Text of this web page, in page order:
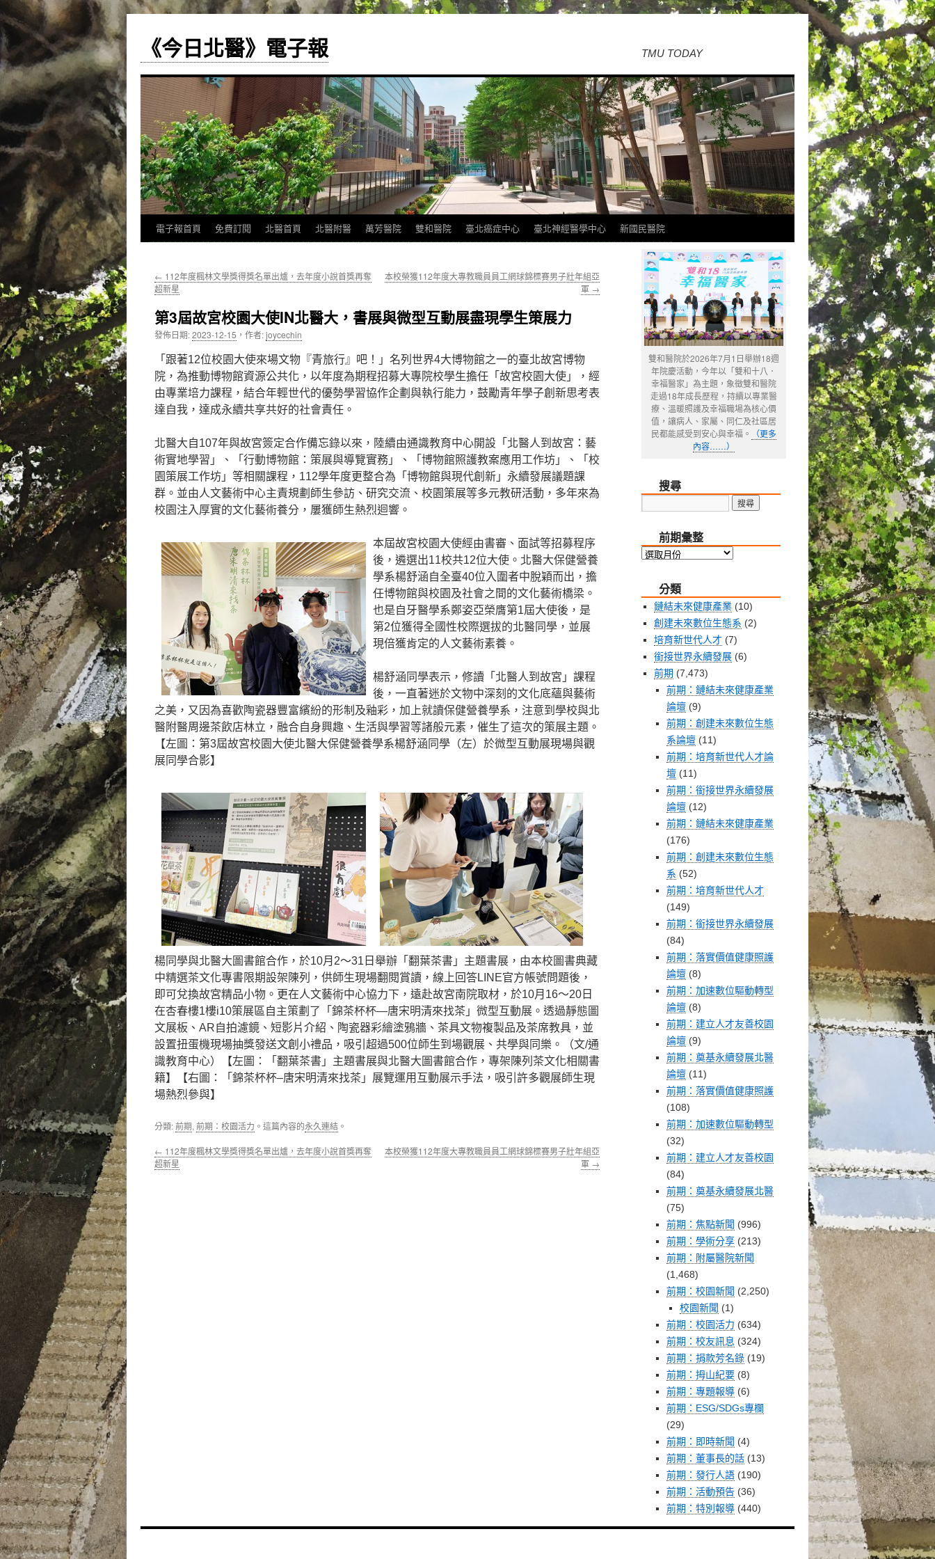
《今日北醫》電子報 TMU TODAY
跳
主
內
電子報首頁 免費訂閱 北醫首頁 北醫附醫 萬芳醫院 雙和醫院 臺北癌症中心 臺北神經醫學中心 新國民醫院
← 112年度楓林文學獎得獎名單出爐，去年度小說首獎再奪
超新星
本校榮獲112年度大專教職員員工網球錦標賽男子壯年組亞
軍 →
第3屆故宮校園大使IN北醫大，書展與微型互動展盡現學生策展力
發佈日期:2023-12-15 ， 作者:joycechin
「跟著12位校園大使來場文物『青旅行』吧！」名列世界4大博物館之一的臺北故宮博物
院，為推動博物館資源公共化，以年度為期程招募大專院校學生擔任「故宮校園大使」，經
由專業培力課程，結合年輕世代的優勢學習協作企劃與執行能力，鼓勵青年學子創新思考表
達自我，達成永續共享共好的社會責任。
北醫大自107年與故宮簽定合作備忘錄以來，陸續由通識教育中心開設「北醫人到故宮：藝
術實地學習」、「行動博物館：策展與導覽實務」、「博物館照護教案應用工作坊」、「校
園策展工作坊」等相關課程，112學年度更整合為「博物館與現代創新」永續發展議題課
群。並由人文藝術中心主責規劃師生參訪、研究交流、校園策展等多元教研活動，多年來為
校園注入厚實的文化藝術養分，屢獲師生熱烈迴響。
本屆故宮校園大使經由書審、面試等招募程序
後，遴選出11校共12位大使。北醫大保健營養
學系楊舒涵自全臺40位入圍者中脫穎而出，擔
任博物館與校園及社會之間的文化藝術橋梁。
也是自牙醫學系鄭姿亞榮膺第1屆大使後，是
第2位獲得全國性校際選拔的北醫同學，並展
現倍獲肯定的人文藝術素養。
楊舒涵同學表示，修讀「北醫人到故宮」課程
後，一直著迷於文物中深刻的文化底蘊與藝術
之美，又因為喜歡陶瓷器豐富繽紛的形制及釉彩，加上就讀保健營養學系，注意到學校與北
醫附醫周邊茶飲店林立，融合自身興趣、生活與學習等諸般元素，催生了這次的策展主題。
【左圖：第3屆故宮校園大使北醫大保健營養學系楊舒涵同學（左）於微型互動展現場與觀
展同學合影】
楊同學與北醫大圖書館合作，於10月2～31日舉辦「翻葉茶書」主題書展，由本校圖書典藏
中精選茶文化專書限期設架陳列，供師生現場翻閱賞讀，線上回答LINE官方帳號問題後，
即可兌換故宮精品小物。更在人文藝術中心協力下，遠赴故宮南院取材，於10月16～20日
在杏春樓1樓i10策展區自主策劃了「錦茶杯杯—唐宋明清來找茶」微型互動展。透過靜態圖
文展板、AR自拍濾鏡、短影片介紹、陶瓷器彩繪塗鴉牆、茶具文物複製品及茶席教具，並
設置扭蛋機現場抽獎發送文創小禮品，吸引超過500位師生到場觀展、共學與同樂。（文/通
識教育中心）【左圖：「翻葉茶書」主題書展與北醫大圖書館合作，專架陳列茶文化相關書
籍】【右圖：「錦茶杯杯–唐宋明清來找茶」展覽運用互動展示手法，吸引許多觀展師生現
場熱烈參與】
分類:前期, 前期：校園活力 。這篇內容的永久連結 。
← 112年度楓林文學獎得獎名單出爐，去年度小說首獎再奪
超新星
本校榮獲112年度大專教職員員工網球錦標賽男子壯年組亞
軍 →
雙和醫院於2026年7月1日舉辦18週
年院慶活動，今年以「雙和十八．
幸福醫家」為主題，象徵雙和醫院
走過18年成長歷程，持續以專業醫
療、溫暖照護及幸福職場為核心價
值，讓病人、家屬、同仁及社區居
民都能感受到安心與幸福。
（更多
內容……）
搜尋
前期彙整
前
整
分類
鏈結未來健康產業 (10)
創建未來數位生態系 (2)
培育新世代人才 (7)
銜接世界永續發展 (6)
前期 (7,473)
前期：鏈結未來健康產業
論壇 (9)
前期：創建未來數位生態
系論壇 (11)
前期：培育新世代人才論
壇 (11)
前期：銜接世界永續發展
論壇 (12)
前期：鏈結未來健康產業
(176)
前期：創建未來數位生態
系 (52)
前期：培育新世代人才
(149)
前期：銜接世界永續發展
(84)
前期：落實價值健康照護
論壇 (8)
前期：加速數位驅動轉型
論壇 (8)
前期：建立人才友善校園
論壇 (9)
前期：奠基永續發展北醫
論壇 (11)
前期：落實價值健康照護
(108)
前期：加速數位驅動轉型
(32)
前期：建立人才友善校園
(84)
前期：奠基永續發展北醫
(75)
前期：焦點新聞 (996)
前期：學術分享 (213)
前期：附屬醫院新聞
(1,468)
前期：校園新聞 (2,250)
校園新聞 (1)
前期：校園活力 (634)
前期：校友訊息 (324)
前期：捐款芳名錄 (19)
前期：拇山紀要 (8)
前期：專題報導 (6)
前期：ESG/SDGs專欄
(29)
前期：即時新聞 (4)
前期：董事長的話 (13)
前期：發行人語 (190)
前期：活動預告 (36)
前期：特別報導 (440)